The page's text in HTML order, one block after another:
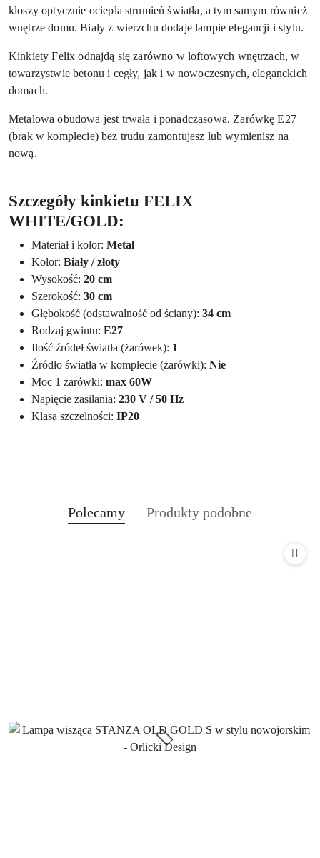
kloszy optycznie ociepla strumień światła, a tym samym również
wnętrze domu. Biały z wierzchu dodaje lampie elegancji i stylu.
Kinkiety Felix odnajdą się zarówno w loftowych wnętrzach, w
towarzystwie betonu i cegły, jak i w nowoczesnych, eleganckich
domach.
Metalowa obudowa jest trwała i ponadczasowa. Żarówkę E27
(brak w komplecie) bez trudu zamontujesz lub wymienisz na
nową.
Szczegóły kinkietu FELIX
WHITE/GOLD:
Materiał i kolor: Metal
Kolor: Biały / złoty
Wysokość: 20 cm
Szerokość: 30 cm
Głębokość (odstawalność od ściany): 34 cm
Rodzaj gwintu: E27
Ilość źródeł światła (żarówek): 1
Źródło światła w komplecie (żarówki): Nie
Moc 1 żarówki: max 60W
Napięcie zasilania: 230 V / 50 Hz
Klasa szczelności: IP20
Pomiń karuzelę produktów
Produkty
Polecamy
Produkty
Produkty podobne